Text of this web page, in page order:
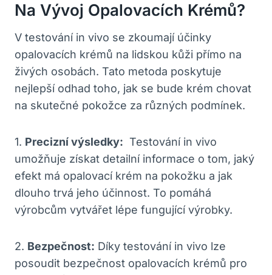
Na⁢ Vývoj ⁤opalovacích ​krémů?
V testování in‍ vivo se ‍zkoumají účinky
opalovacích krémů na⁣ lidskou kůži přímo ‍na
‍živých osobách. Tato metoda poskytuje
nejlepší odhad toho, jak se bude krém chovat
na skutečné pokožce za různých podmínek.
1. Precizní výsledky: ⁤ Testování⁣ in vivo
‍umožňuje získat detailní ​informace o ⁢tom, ⁣jaký
efekt má opalovací krém na⁣ pokožku a jak‌
dlouho trvá jeho ⁢účinnost.⁣ To ‌pomáhá‍
výrobcům vytvářet‌ lépe fungující výrobky.
2. Bezpečnost: Díky testování in vivo lze
posoudit bezpečnost opalovacích krémů pro